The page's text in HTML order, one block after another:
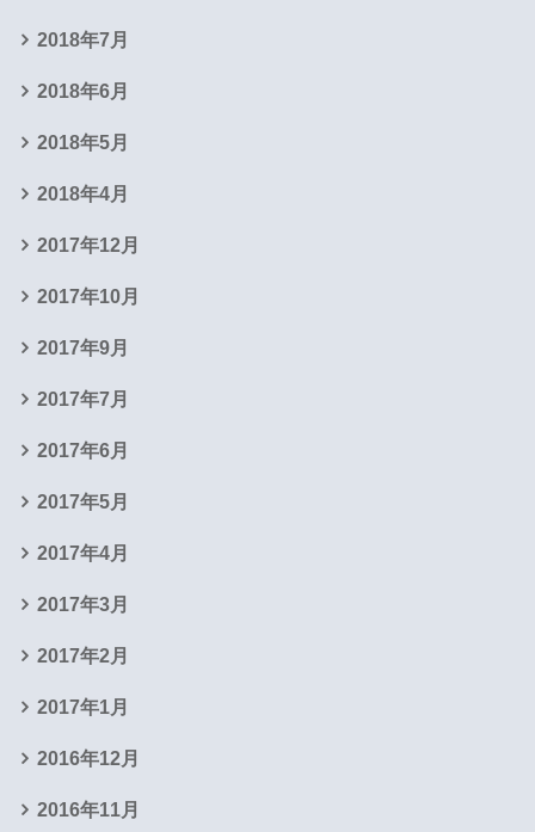
2018年7月
2018年6月
2018年5月
2018年4月
2017年12月
2017年10月
2017年9月
2017年7月
2017年6月
2017年5月
2017年4月
2017年3月
2017年2月
2017年1月
2016年12月
2016年11月